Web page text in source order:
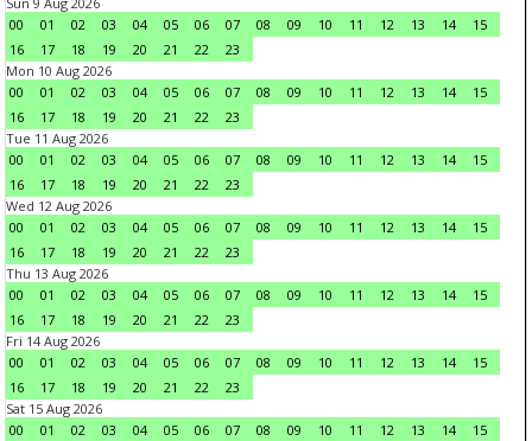
00
01 02 03 04 05 06 07 08 09 10 11 12 13 14
15
16
17 18 19 20 21 22
23
Mon 10 Aug 2026
00
01 02 03 04 05 06 07 08 09 10 11 12 13 14
15
16
17 18 19 20 21 22
23
Tue 11 Aug 2026
00
01 02 03 04 05 06 07 08 09 10 11 12 13 14
15
16
17 18 19 20 21 22
23
Wed 12 Aug 2026
00
01 02 03 04 05 06 07 08 09 10 11 12 13 14
15
16
17 18 19 20 21 22
23
Thu 13 Aug 2026
00
01 02 03 04 05 06 07 08 09 10 11 12 13 14
15
16
17 18 19 20 21 22
23
Fri 14 Aug 2026
00
01 02 03 04 05 06 07 08 09 10 11 12 13 14
15
16
17 18 19 20 21 22
23
Sat 15 Aug 2026
00
01 02 03 04 05 06 07 08 09 10 11 12 13 14 15